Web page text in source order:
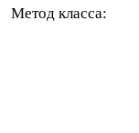
Метод класса: